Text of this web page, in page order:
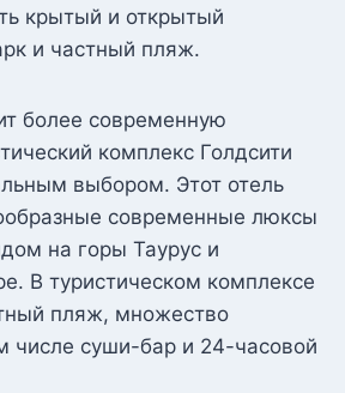
крытый и открытый
и частный пляж.
более современную
комплекс Голдсити
выбором. Этот отель
современные люксы
на горы Таурус и
В туристическом комплексе
пляж, множество
числе суши-бар и 24-часовой